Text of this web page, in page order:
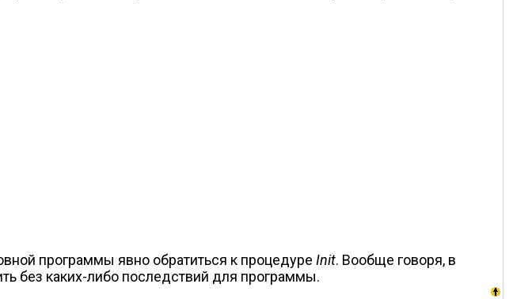
программы явно обратиться к процедуре Init. Вообще говоря, в
без каких-либо последствий для программы.